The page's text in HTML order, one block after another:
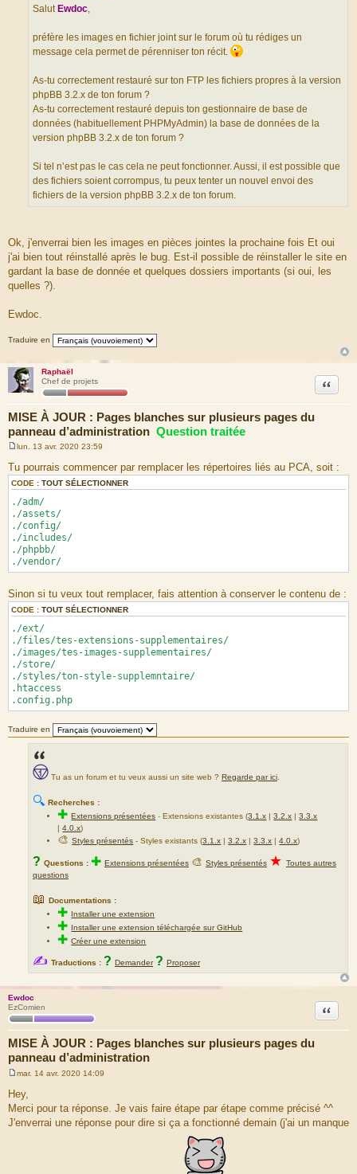
Salut Ewdoc
préfère les images en fichier joint sur le forum où tu rédiges un
message cela permet de pérenniser ton récit.
As-tu correctement restauré sur ton FTP les fichiers propres à la version
phpBB 3.2.x de ton forum ?
As-tu correctement restauré depuis ton gestionnaire de base de
données (habituellement PHPMyAdmin) la base de données de la
version phpBB 3.2.x de ton forum ?
Si tel n’est pas le cas cela ne peut fonctionner. Aussi, il est possible que
des fichiers soient corrompus, tu peux tenter un nouvel envoi des
fichiers de la version phpBB 3.2.x de ton forum.
Ok, j'enverrai bien les images en pièces jointes la prochaine fois Et oui
j'ai bien tout réinstallé après le bug. Est-il possible de réinstaller le site en
gardant la base de donnée et quelques dossiers importants (si oui, les
quelles ?).
Ewdoc.
Traduire en
Raphaël
Chef de projets
MISE À JOUR : Pages blanches sur plusieurs pages du
panneau d’administration Question traitée
Citation
s
s
a
g
e
lun. 13 avr. 2020 23:59
Tu pourrais commencer par remplacer les répertoires liés au PCA, soit :
CODE : TOUT SÉLECTIONNER
./adm/
./assets/
./config/
./includes/
./phpbb/
./vendor/
Sinon si tu veux tout remplacer, fais attention à conserver le contenu de :
CODE : TOUT SÉLECTIONNER
./ext/
./files/tes-extensions-supplementaires/
./images/tes-images-supplementaires/
./store/
./styles/ton-style-supplemntaire/
.htaccess
.config.php
Traduire en
Tu as un forum et tu veux aussi un site web ? Regarde par ici.
🔍 Recherches :
✚Extensions présentées - Extensions existantes (3.1.x |3.2.x |3.3.x
|4.0.x)
🎨Styles présentés - Styles existants (3.1.x |3.2.x |3.3.x |4.0.x)
? Questions : ✚ Extensions présentées 🎨 Styles présentés ★ Toutes autres
questions
📖 Documentations :
✚ Installer une extension
✚ Installer une extension téléchargée sur GitHub
✚Créer une extension
✍ Traductions : ? Demander ? Proposer
Ewdoc
EzComien
MISE À JOUR : Pages blanches sur plusieurs pages du
panneau d’administration
Citation
s
s
g
mar. 14 avr. 2020 14:09
Hey,
Merci pour ta réponse. Je vais faire étape par étape comme précisé ^^
J'enverrai une réponse pour dire si ça a fonctionné demain (j'ai un manque